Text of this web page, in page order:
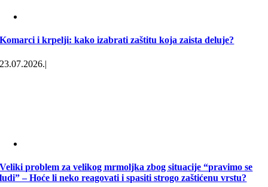
Komarci i krpelji: kako izabrati zaštitu koja zaista deluje?
23.07.2026.|
Veliki problem za velikog mrmoljka zbog situacije “pravimo se
ludi” – Hoće li neko reagovati i spasiti strogo zaštićenu vrstu?